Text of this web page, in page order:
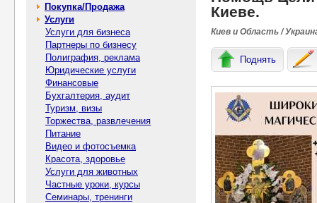
Покупка/Продажа
Услуги
Услуги для бизнеса
Партнеры по бизнесу
Полиграфия, реклама
Юридические услуги
Финансовые
Бухгалтерия, аудит
Туризм, визы
Торжества, развлечения
Питание
Видео и фотосъемка
Красота, здоровье
Услуги для животных
Частные уроки, курсы
Семинары, тренинги
Киеве.
Киев и Область /
Поднять